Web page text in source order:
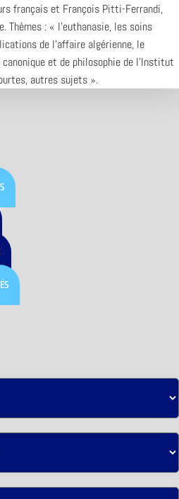
français et François Pitti-Ferrandi,
Thèmes : « l’euthanasie, les soins
de l’affaire algérienne, le
et de philosophie de l’Institut
autres sujets ».